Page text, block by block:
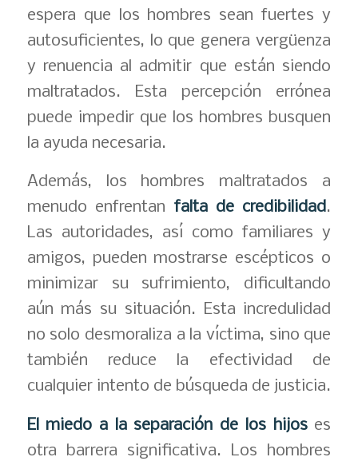
espera que los hombres sean fuertes y
autosuficientes, lo que genera vergüenza
y renuencia al admitir que están siendo
maltratados. Esta percepción errónea
puede impedir que los hombres busquen
la ayuda necesaria.
Además, los hombres maltratados a
menudo enfrentan falta de credibilidad.
Las autoridades, así como familiares y
amigos, pueden mostrarse escépticos o
minimizar su sufrimiento, dificultando
aún más su situación. Esta incredulidad
no solo desmoraliza a la víctima, sino que
también reduce la efectividad de
cualquier intento de búsqueda de justicia.
El miedo a la separación de los hijoses
otra barrera significativa. Los hombres